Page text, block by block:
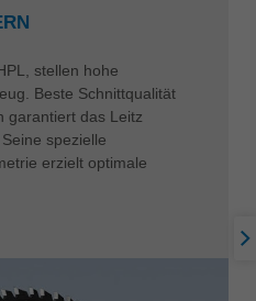
stellen hohe
Beste Schnittqualität
garantiert das Leitz
spezielle
erzielt optimale